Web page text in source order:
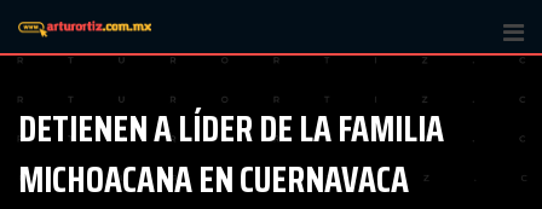
DETIENEN A LÍDER DE LA FAMILIA
MICHOACANA EN CUERNAVACA